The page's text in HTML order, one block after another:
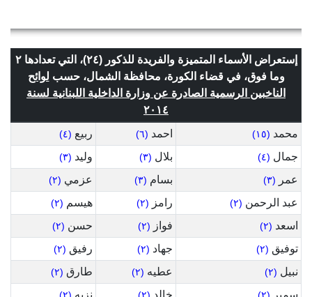
إستعراض الأسماء المتميزة والفريدة للذكور (٢٤)، التي تعدادها ٢
وما فوق، في قضاء الكورة، محافظة الشمال، حسب لوائح
الناخبين الرسمية الصادرة عن وزارة الداخلية اللبنانية لسنة
٢٠١٤
محمد (١٥) احمد (٦) ربيع (٤)
جمال (٤) بلال (٣) وليد (٣)
عمر (٣) بسام (٣) عزمي (٢)
عبد الرحمن (٢) رامز (٢) هيسم (٢)
اسعد (٢) فواز (٢) حسن (٢)
توفيق (٢) جهاد (٢) رفيق (٢)
نبيل (٢) عطيه (٢) طارق (٢)
سمير خالد نزيه